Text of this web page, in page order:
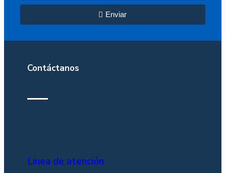
Enviar
Contáctanos
Línea de atención